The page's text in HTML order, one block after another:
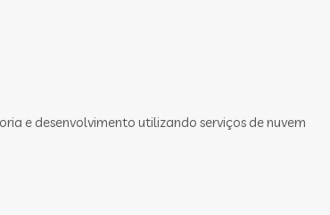
e desenvolvimento utilizando serviços de nuvem